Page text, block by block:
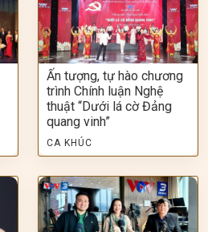
Ấn tượng, tự hào chương
trình Chính luận Nghệ
thuật “Dưới lá cờ Đảng
quang vinh”
CA KHÚC